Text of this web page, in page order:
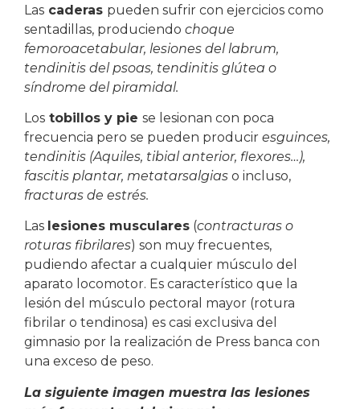
Las caderas pueden sufrir con ejercicios como
sentadillas, produciendo choque
femoroacetabular, lesiones del labrum,
tendinitis del psoas, tendinitis glútea o
síndrome del piramidal.
Los tobillos y pie se lesionan con poca
frecuencia pero se pueden producir esguinces,
tendinitis (Aquiles, tibial anterior, flexores…),
fascitis plantar, metatarsalgias o incluso,
fracturas de estrés.
Las lesiones musculares (contracturas o
roturas fibrilares) son muy frecuentes,
pudiendo afectar a cualquier músculo del
aparato locomotor. Es característico que la
lesión del músculo pectoral mayor (rotura
fibrilar o tendinosa) es casi exclusiva del
gimnasio por la realización de Press banca con
una exceso de peso.
La siguiente imagen muestra las lesiones